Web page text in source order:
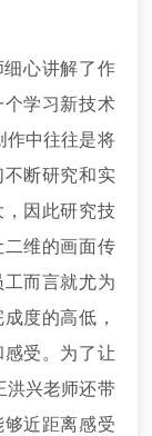
心讲解了作
学习新技术
作中往往是将
断研究和实
因此研究技
维的画面传
而言就尤为
度的高低，
受。为了让
洪兴老师还带
近距离感受